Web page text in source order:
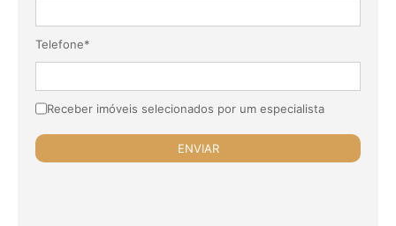
Telefone*
Receber imóveis selecionados por um especialista